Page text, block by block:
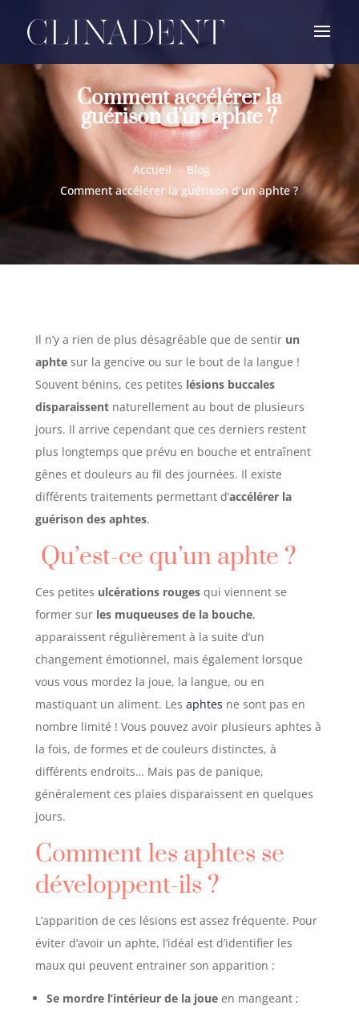
Comment accélérer la
guérison d’un aphte ?
Accueil
Blog
Comment accélérer la guérison d’un aphte ?
Il n’y a rien de plus désagréable que de sentir un
aphtesur la gencive ou sur le bout de la langue !
Souvent bénins, ces petites lésions buccales
disparaissentnaturellement au bout de plusieurs
jours. Il arrive cependant que ces derniers restent
plus longtemps que prévu en bouche et entraînent
gênes et douleurs au fil des journées. Il existe
différents traitements permettant d’accélérer la
guérison des aphtes.
Qu’est-ce qu’un aphte ?
Ces petites ulcérations rougesqui viennent se
former sur les muqueuses de la bouche,
apparaissent régulièrement à la suite d’un
changement émotionnel, mais également lorsque
vous vous mordez la joue, la langue, ou en
mastiquant un aliment. Les aphtes ne sont pas en
nombre limité ! Vous pouvez avoir plusieurs aphtes à
la fois, de formes et de couleurs distinctes, à
différents endroits… Mais pas de panique,
généralement ces plaies disparaissent en quelques
jours.
Comment les aphtes se
développent-ils ?
L’apparition de ces lésions est assez fréquente. Pour
éviter d’avoir un aphte, l’idéal est d’identifier les
maux qui peuvent entrainer son apparition :
Se mordre l’intérieur de la joueen mangeant ;